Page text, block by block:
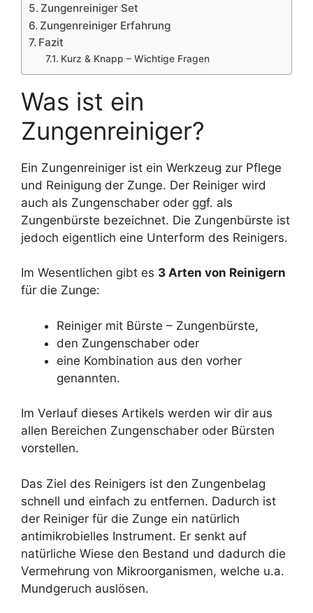
Zungenreiniger Set
Zungenreiniger Erfahrung
Fazit
Kurz & Knapp – Wichtige Fragen
Was ist ein
Zungenreiniger?
Ein Zungenreiniger ist ein Werkzeug zur Pflege
und Reinigung der Zunge. Der Reiniger wird
auch als Zungenschaber oder ggf. als
Zungenbürste bezeichnet. Die Zungenbürste ist
jedoch eigentlich eine Unterform des Reinigers.
Im Wesentlichen gibt es 3 Arten von Reinigern
für die Zunge:
Reiniger mit Bürste – Zungenbürste,
den Zungenschaber oder
eine Kombination aus den vorher
genannten.
Im Verlauf dieses Artikels werden wir dir aus
allen Bereichen Zungenschaber oder Bürsten
vorstellen.
Das Ziel des Reinigers ist den Zungenbelag
schnell und einfach zu entfernen. Dadurch ist
der Reiniger für die Zunge ein natürlich
antimikrobielles Instrument. Er senkt auf
natürliche Wiese den Bestand und dadurch die
Vermehrung von Mikroorganismen, welche u.a.
Mundgeruch auslösen.